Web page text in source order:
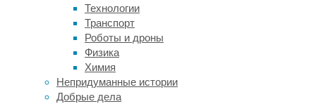
Технологии
Транспорт
Роботы и дроны
Физика
Химия
Непридуманные истории
Добрые дела
Нет
ограничений
расстояния